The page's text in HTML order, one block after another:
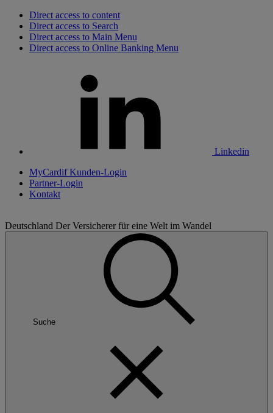
Direct access to content
Direct access to Search
Direct access to Main Menu
Direct access to Online Banking Menu
Linkedin
MyCardif Kunden-Login
Partner-Login
Kontakt
Deutschland Der Versicherer für eine Welt im Wandel
Suche